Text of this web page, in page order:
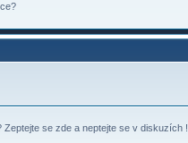
se zde a neptejte se v diskuzích !